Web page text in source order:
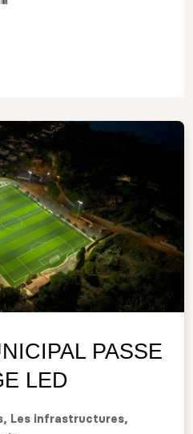
PASSE
LED
, Les infrastructures,